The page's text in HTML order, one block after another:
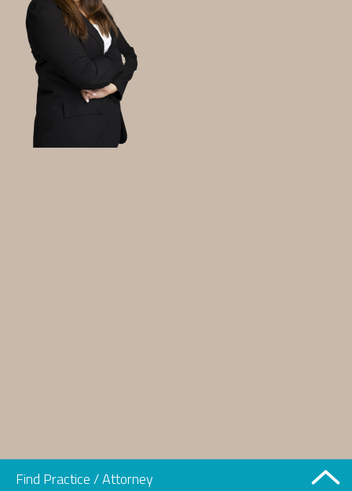
Find Practice / Attorney